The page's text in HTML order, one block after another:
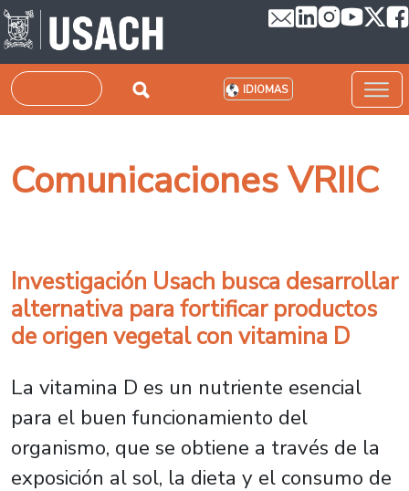
Pasar al contenido principal
Buscar IDIOMAS
Comunicaciones VRIIC
Investigación Usach busca desarrollar
alternativa para fortificar productos
de origen vegetal con vitamina D
La vitamina D es un nutriente esencial
para el buen funcionamiento del
organismo, que se obtiene a través de la
exposición al sol, la dieta y el consumo de